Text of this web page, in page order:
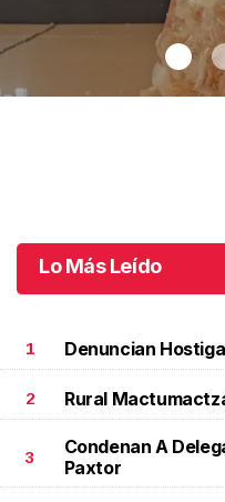
Lo Más Leído
1 Denuncian
2 Rural
3
Condenan A
Paxtor